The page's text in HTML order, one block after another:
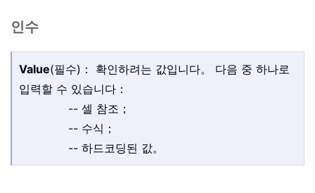
인수
Value(필수)： 확인하려는 값입니다。 다음 중 하나로
입력할 수 있습니다：
-- 셀 참조；
-- 수식；
-- 하드코딩된 값。